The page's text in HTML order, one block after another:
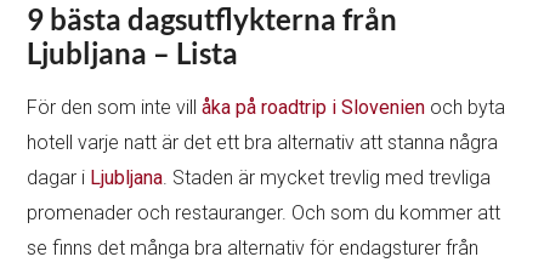
9 bästa dagsutflykterna från
Ljubljana – Lista
För den som inte villåka på roadtrip i Slovenien och byta
hotell varje natt är det ett bra alternativ att stanna några
dagar i Ljubljana. Staden är mycket trevlig med trevliga
promenader och restauranger. Och som du kommer att
se finns det många bra alternativ för endagsturer från